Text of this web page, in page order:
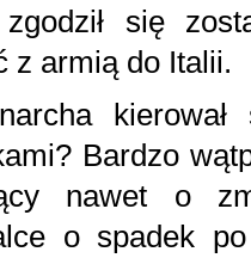
się
z armią do Italii.
Bardzo
nawet o
o spadek